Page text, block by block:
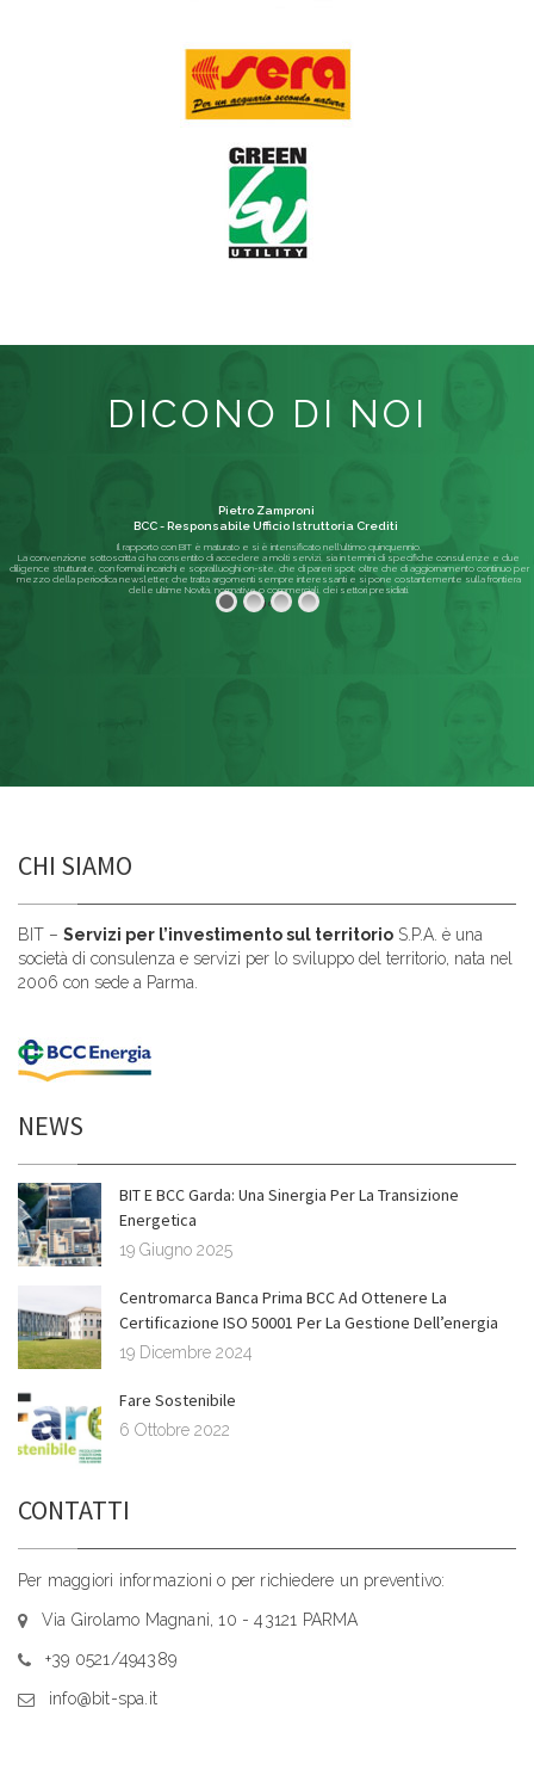
DICONO DI NOI
Il rapporto con BIT è maturato e si è intensificato nell'ultimo quinquennio.
La convenzione sottoscritta ci ha consentito di accedere a molti servizi, sia in termini di specifiche consulenze e due
diligence strutturate, con formali incarichi e sopralluoghi on-site, che di pareri spot; oltre che di aggiornamento continuo per
mezzo della periodica newsletter, che tratta argomenti sempre interessanti e si pone costantemente sulla frontiera
delle ultime Novità, normative o commerciali, dei settori presidiati.
Pietro Zamproni
BCC - Responsabile Ufficio Istruttoria Crediti
Leggi di più
CHI SIAMO
BIT – Servizi per l’investimento sul territorio S.P.A. è una
società di consulenza e servizi per lo sviluppo del territorio, nata nel
2006 con sede a Parma.
NEWS
BIT E BCC Garda: Una Sinergia Per La Transizione
Energetica
19 Giugno 2025
Centromarca Banca Prima BCC Ad Ottenere La
Certificazione ISO 50001 Per La Gestione Dell’energia
19 Dicembre 2024
Fare Sostenibile
6 Ottobre 2022
CONTATTI
Per maggiori informazioni o per richiedere un preventivo:
Via Girolamo Magnani, 10 - 43121 PARMA
+39 0521/494389
info@bit-spa.it